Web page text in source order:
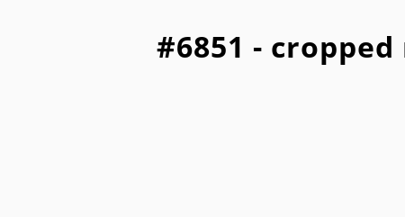
#6851 -